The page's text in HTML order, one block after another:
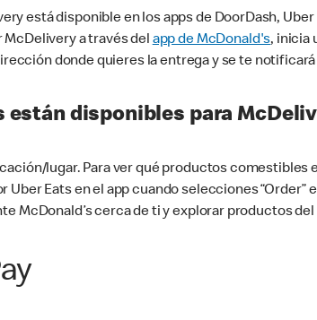
está disponible en los apps de DoorDash,
McDelivery a través del app de McDonald's, inicia
donde quieres la entrega y se te notificará
están disponibles para
lugar. Para ver qué productos
Eats en el app cuando selecciones
McDonald’s cerca de ti y explorar productos